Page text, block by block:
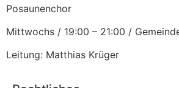
Posaunenchor
Mittwochs / 19:00 – 21:00 /
Leitung: Matthias Krüger